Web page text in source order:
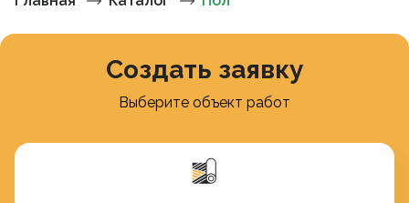
Создать заявку
Выберите объект работ